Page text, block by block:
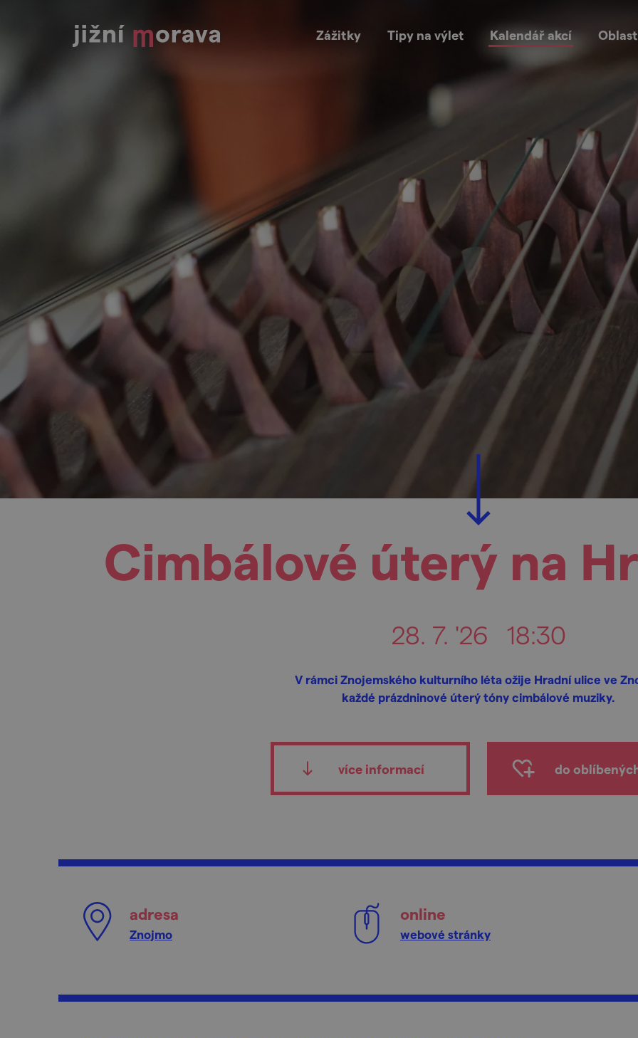
Zážitky Tipy na výlet Kalendář akcí
Cimbálové úterý na
28. 7. '26 18:30
V rámci Znojemského kulturního léta ožije Hradní ulice ve
každé prázdninové úterý tóny cimbálové muziky.
více informací do
adresa
Znojmo
online
webové stránky